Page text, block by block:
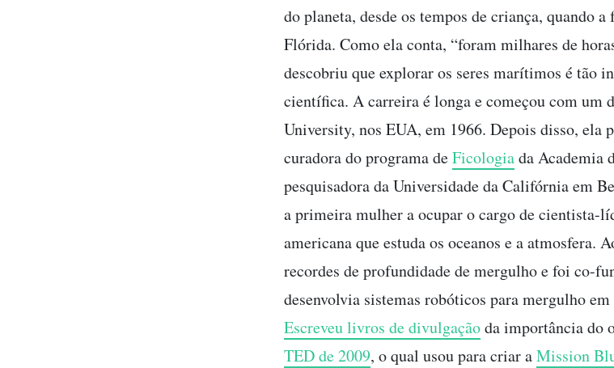
do planeta, desde os tempos de criança, quando
Flórida. Como ela conta, “foram milhares de
descobriu que explorar os seres marítimos é tão
científica. A carreira é longa e começou com um
University, nos EUA, em 1966. Depois disso, ela
curadora do programa deFicologiada Academia
pesquisadora da Universidade da Califórnia em
a primeira mulher a ocupar o cargo de cientista-
americana que estuda os oceanos e a atmosfera.
recordes de profundidade de mergulho e foi co-
desenvolvia sistemas robóticos para mergulho
Escreveu livros de divulgaçãoda importância do
TED de 2009, o qual usou para criar aMission